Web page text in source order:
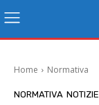
Home Normativa
NORMATIVA NOTIZIE